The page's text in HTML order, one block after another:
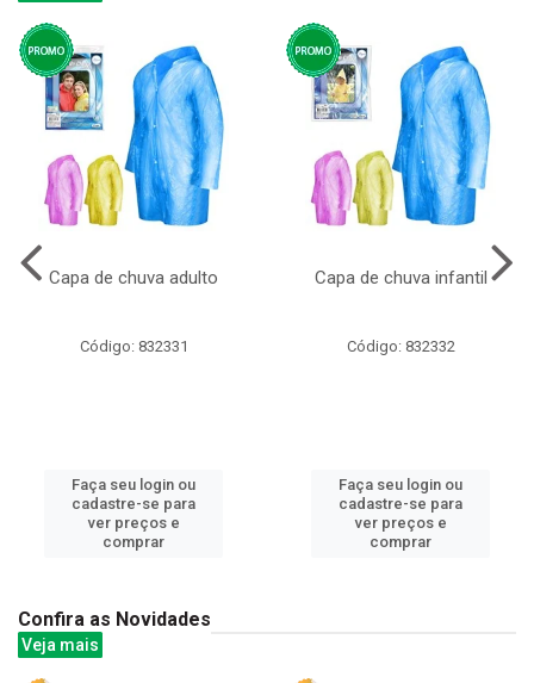
Capa de chuva adulto
Código: 832331
Faça seu login ou
cadastre-se para
ver preços e
comprar
Capa de chuva infantil
Código: 832332
Faça seu login ou
cadastre-se para
ver preços e
comprar
Confira as Novidades
Veja mais